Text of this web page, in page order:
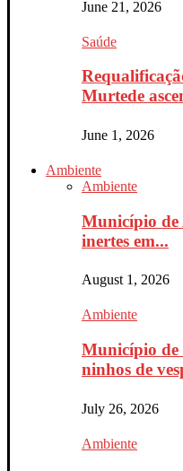
June 21, 2026
Saúde
Murtede
June 1, 2026
Ambiente
Ambiente
Município de
inertes em...
August 1, 2026
Ambiente
Município de
ninhos de
July 26, 2026
Ambiente